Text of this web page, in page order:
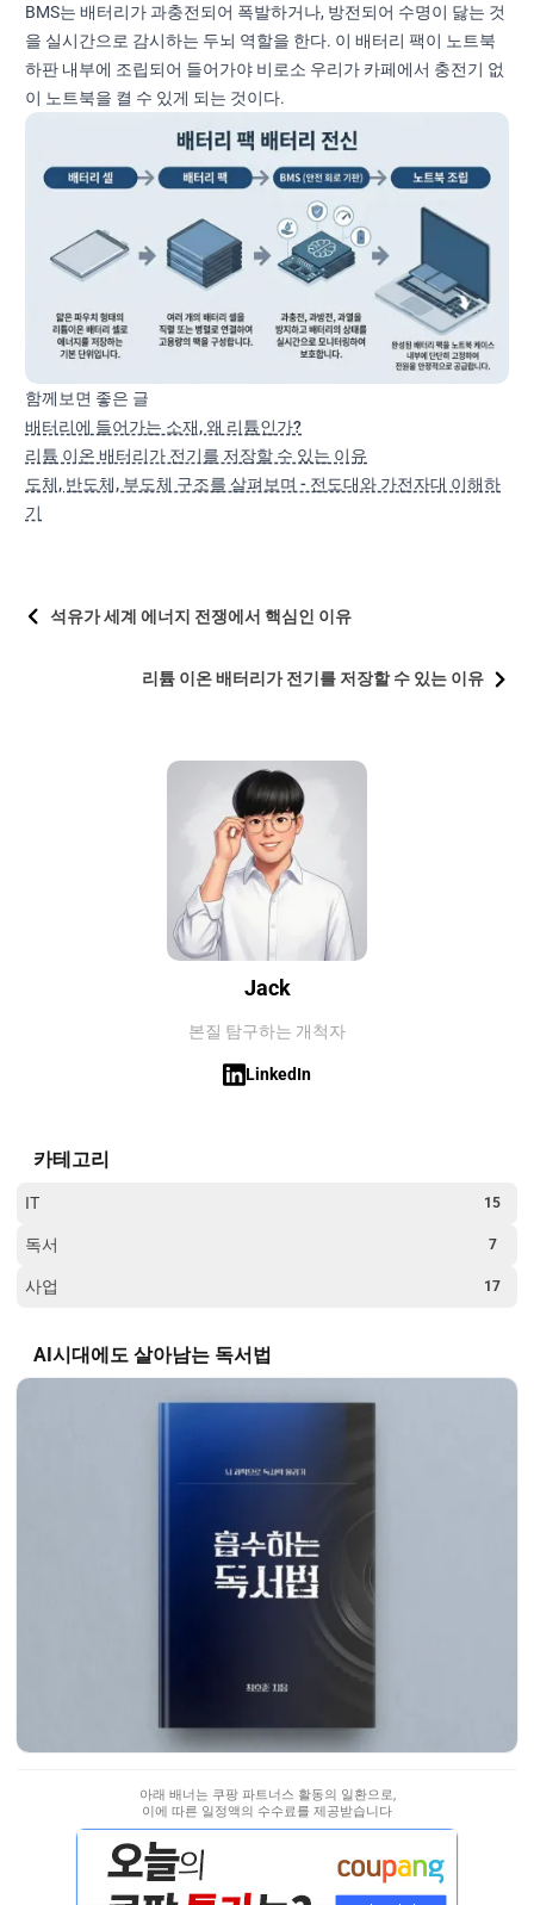
Jack
본질 탐구하는 개척자
LinkedIn
카테고리
IT 15
독서 7
사업 17
AI시대에도 살아남는 독서법
아래 배너는 쿠팡 파트너스 활동의 일환으로,
이에 따른 일정액의 수수료를 제공받습니다
BMS는 배터리가 과충전되어 폭발하거나, 방전되어 수명이 닳는 것
을 실시간으로 감시하는 두뇌 역할을 한다. 이 배터리 팩이 노트북
하판 내부에 조립되어 들어가야 비로소 우리가 카페에서 충전기 없
이 노트북을 켤 수 있게 되는 것이다.
함께보면 좋은 글
배터리에 들어가는 소재, 왜 리튬인가?
리튬 이온 배터리가 전기를 저장할 수 있는 이유
도체, 반도체, 부도체 구조를 살펴보며 - 전도대와 가전자대 이해하
기
석유가 세계 에너지 전쟁에서 핵심인 이유
리튬 이온 배터리가 전기를 저장할 수 있는 이유